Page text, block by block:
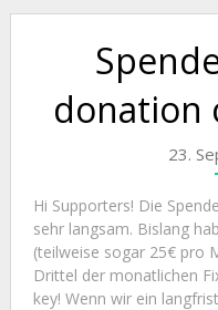
donation
23.
Hi Supporters! Die
sehr langsam. Bislang
(teilweise sogar 25€ pro
Drittel der monatlichen
key! Wenn wir ein